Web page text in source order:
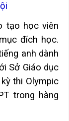
tạo học viên
đích học.
anh dành
Sở Giáo dục
thi Olympic
trong hàng